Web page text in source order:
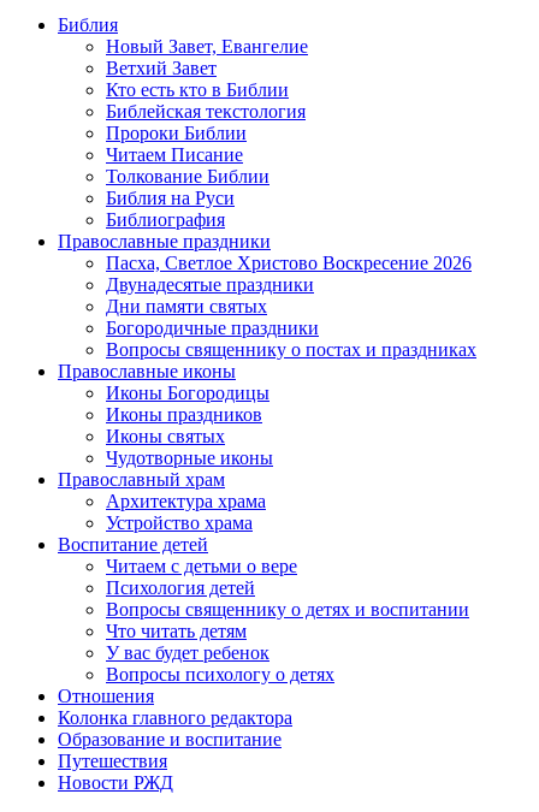
Библия
Новый Завет, Евангелие
Ветхий Завет
Кто есть кто в Библии
Библейская текстология
Пророки Библии
Читаем Писание
Толкование Библии
Библия на Руси
Библиография
Православные праздники
Пасха, Светлое Христово Воскресение 2026
Двунадесятые праздники
Дни памяти святых
Богородичные праздники
Вопросы священнику о постах и праздниках
Православные иконы
Иконы Богородицы
Иконы праздников
Иконы святых
Чудотворные иконы
Православный храм
Архитектура храма
Устройство храма
Воспитание детей
Читаем с детьми о вере
Психология детей
Вопросы священнику о детях и воспитании
Что читать детям
У вас будет ребенок
Вопросы психологу о детях
Отношения
Колонка главного редактора
Образование и воспитание
Путешествия
Новости РЖД